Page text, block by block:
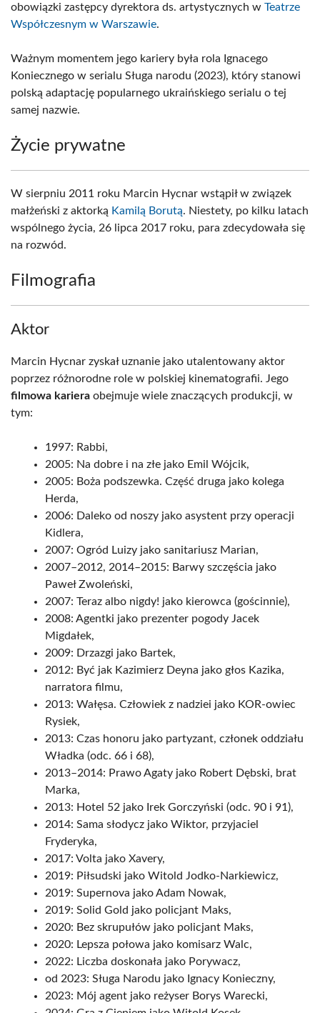
obowiązki zastępcy dyrektora ds. artystycznych w Teatrze
Współczesnym w Warszawie.
Ważnym momentem jego kariery była rola Ignacego
Koniecznego w serialu Sługa narodu (2023), który stanowi
polską adaptację popularnego ukraińskiego serialu o tej
samej nazwie.
Życie prywatne
W sierpniu 2011 roku Marcin Hycnar wstąpił w związek
małżeński z aktorką Kamilą Borutą. Niestety, po kilku latach
wspólnego życia, 26 lipca 2017 roku, para zdecydowała się
na rozwód.
Filmografia
Aktor
Marcin Hycnar zyskał uznanie jako utalentowany aktor
poprzez różnorodne role w polskiej kinematografii. Jego
filmowa kariera obejmuje wiele znaczących produkcji, w
tym:
1997: Rabbi,
2005: Na dobre i na złe jako Emil Wójcik,
2005: Boża podszewka. Część druga jako kolega
Herda,
2006: Daleko od noszy jako asystent przy operacji
Kidlera,
2007: Ogród Luizy jako sanitariusz Marian,
2007–2012, 2014–2015: Barwy szczęścia jako
Paweł Zwoleński,
2007: Teraz albo nigdy! jako kierowca (gościnnie),
2008: Agentki jako prezenter pogody Jacek
Migdałek,
2009: Drzazgi jako Bartek,
2012: Być jak Kazimierz Deyna jako głos Kazika,
narratora filmu,
2013: Wałęsa. Człowiek z nadziei jako KOR-owiec
Rysiek,
2013: Czas honoru jako partyzant, członek oddziału
Władka (odc. 66 i 68),
2013–2014: Prawo Agaty jako Robert Dębski, brat
Marka,
2013: Hotel 52 jako Irek Gorczyński (odc. 90 i 91),
2014: Sama słodycz jako Wiktor, przyjaciel
Fryderyka,
2017: Volta jako Xavery,
2019: Piłsudski jako Witold Jodko-Narkiewicz,
2019: Supernova jako Adam Nowak,
2019: Solid Gold jako policjant Maks,
2020: Bez skrupułów jako policjant Maks,
2020: Lepsza połowa jako komisarz Walc,
2022: Liczba doskonała jako Porywacz,
od 2023: Sługa Narodu jako Ignacy Konieczny,
2023: Mój agent jako reżyser Borys Warecki,